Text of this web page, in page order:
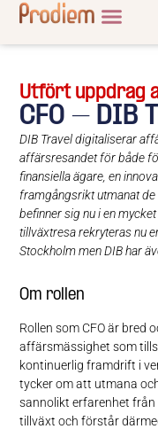
Utfört uppdrag
CFO – DIB
DIB Travel digitaliserar
affärsresandet för både
finansiella ägare, en
framgångsrikt utmanat
befinner sig nu i en
tillväxtresa rekryteras nu
Stockholm men DIB har
Om rollen
Rollen som CFO är bred
affärsmässighet som
kontinuerlig framdrift i
tycker om att utmana
sannolikt erfarenhet
tillväxt och förstår